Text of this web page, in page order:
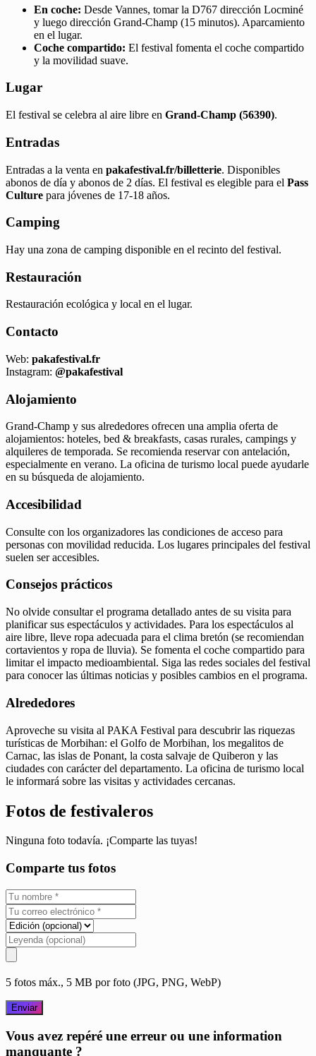
En coche: Desde Vannes, tomar la D767 dirección Locminé
y luego dirección Grand-Champ (15 minutos). Aparcamiento
en el lugar.
Coche compartido: El festival fomenta el coche compartido
y la movilidad suave.
Lugar
El festival se celebra al aire libre en Grand-Champ (56390).
Entradas
Entradas a la venta en pakafestival.fr/billetterie. Disponibles
abonos de día y abonos de 2 días. El festival es elegible para el Pass
Culture para jóvenes de 17-18 años.
Camping
Hay una zona de camping disponible en el recinto del festival.
Restauración
Restauración ecológica y local en el lugar.
Contacto
Web: pakafestival.fr
Instagram: @pakafestival
Alojamiento
Grand-Champ y sus alrededores ofrecen una amplia oferta de
alojamientos: hoteles, bed & breakfasts, casas rurales, campings y
alquileres de temporada. Se recomienda reservar con antelación,
especialmente en verano. La oficina de turismo local puede ayudarle
en su búsqueda de alojamiento.
Accesibilidad
Consulte con los organizadores las condiciones de acceso para
personas con movilidad reducida. Los lugares principales del festival
suelen ser accesibles.
Consejos prácticos
No olvide consultar el programa detallado antes de su visita para
planificar sus espectáculos y actividades. Para los espectáculos al
aire libre, lleve ropa adecuada para el clima bretón (se recomiendan
cortavientos y ropa de lluvia). Se fomenta el coche compartido para
limitar el impacto medioambiental. Siga las redes sociales del festival
para conocer las últimas noticias y posibles cambios en el programa.
Alrededores
Aproveche su visita al PAKA Festival para descubrir las riquezas
turísticas de Morbihan: el Golfo de Morbihan, los megalitos de
Carnac, las islas de Ponant, la costa salvaje de Quiberon y las
ciudades con carácter del departamento. La oficina de turismo local
le informará sobre las visitas y actividades cercanas.
Fotos de festivaleros
Ninguna foto todavía. ¡Comparte las tuyas!
Comparte tus fotos
5 fotos máx., 5 MB por foto (JPG, PNG, WebP)
Enviar
Vous avez repéré une erreur ou une information
manquante ?